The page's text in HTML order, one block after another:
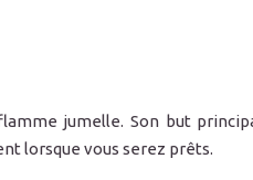
jumelle. Son but
lorsque vous serez prêts.